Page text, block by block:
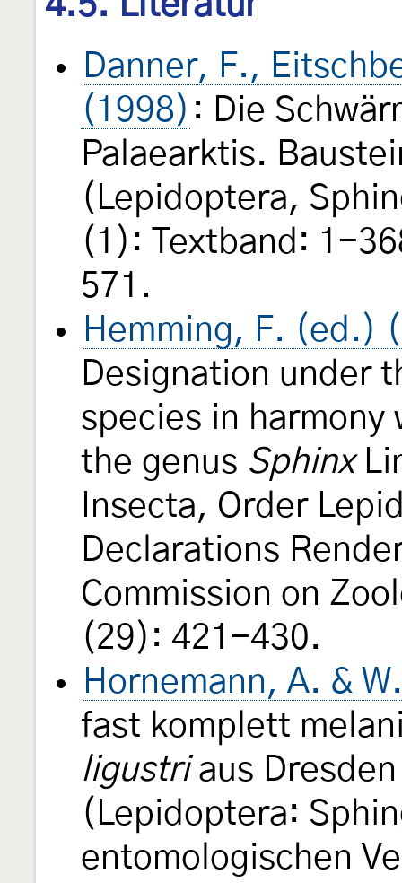
Danner, F.,
(1998) : Die
Palaearktis.
(Lepidoptera,
(1): Textband: 1-
571.
Hemming, F. (ed.)
Designation under
species in harmony
the genus Sphinx
Insecta, Order
Declarations
Commission on
(29): 421-430.
Hornemann, A. &
fast komplett
ligustriaus
(Lepidoptera:
entomologischen